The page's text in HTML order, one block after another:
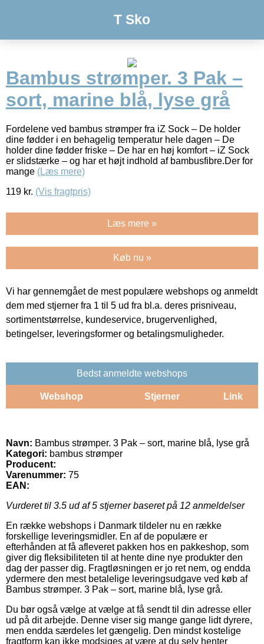
T Sko
Bambus strømper. 3 Pak –
sort, marine blå, lyse grå
Fordelene ved bambus strømper fra iZ Sock – De holder
dine fødder i en behagelig temperatur hele dagen – De
holder dine fødder friske – De har en høj komfort – iZ Sock
er slidstærke – og har et højt indhold af bambusfibre.Der for
mange (Læs mere)
119 kr. (Vis fragtpris)
Læs mere »
Køb nu »
Vi har gennemgået de mest populære webshops og anmeldt
dem med stjerner fra 1 til 5 ud fra bl.a. deres prisniveau,
sortimentstørrelse, kundeservice, brugervenlighed,
betingelser, leveringsformer og betalingsmuligheder.
Bedst anmeldte webshops
Webshop Stjerner Link
Navn: Bambus strømper. 3 Pak – sort, marine blå, lyse grå
Kategori: bambus strømper
Producent:
Varenummer: 75
EAN:
Vurderet til 3.5 ud af 5 stjerner baseret på 12 anmeldelser
En række webshops i Danmark tildeler nu en række
forskellige leveringsmidler. En af de populære er
efterhånden at få afleveret pakken hos en pakkeshop, som
giver dig fleksibiliteten til at hente dine nye produkter den
dag der passer dig. Fragtløsningen er jo ret nem, og endda
ydermere den mest betalelige leveringsudgave ved køb af
Bambus strømper. 3 Pak – sort, marine blå, lyse grå.
Du bør også vælge at vælge at få sendt til din adresse eller
ud på dit arbejde. Denne viser sig mange gange lidt dyrere,
men endda særdeles let gængelig. Den mindst kostelige
fragtform kan ikke modsiges at være at du selv henter